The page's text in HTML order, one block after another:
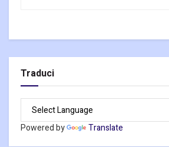
Traduci
Powered by Translate